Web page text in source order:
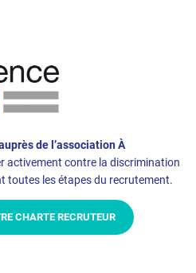
de l’association À
activement contre la discrimination
toutes les étapes du recrutement.
CHARTE RECRUTEUR